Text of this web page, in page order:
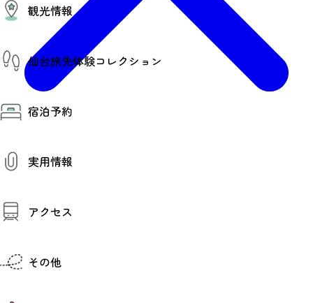
その他イベント情報（音楽・展示会）
スポーツ情報
コンベンション情報
観光情報
観光スポット
温泉
美味いもの
季節のイベント
プロスポーツチーム・プロオーケストラ
仙台の銘品
仙台観光マップ
仙台旅先体験コレクション
仙台旅先体験コレクション
体験プログラム検索（予約）
体験事業者
宿泊予約
実用情報
お役立ち情報
アクセス
市内の交通情報
その他